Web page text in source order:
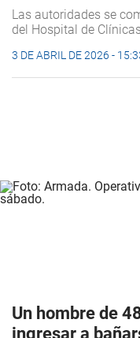
Las autoridades se
del Hospital de
3 DE ABRIL DE 2026 -
Un hombre de
ingresar a